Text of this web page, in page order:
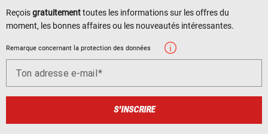
Reçoisgratuitementtoutes les informations sur les offres du
moment, les bonnes affaires ou les nouveautés intéressantes.
Remarque concernant la protection des données
Ton adresse e-mail
S'INSCRIRE